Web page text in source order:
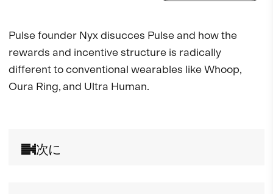
次に
Pulse founder Nyx disucces Pulse and how the
rewards and incentive structure is radically
different to conventional wearables like Whoop,
Oura Ring, and Ultra Human.